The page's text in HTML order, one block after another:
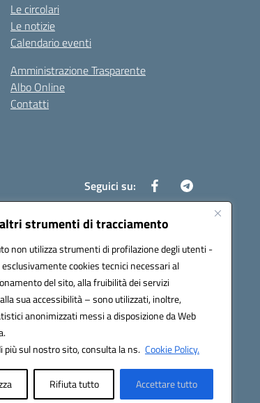
strumenti di tracciamento
non utilizza strumenti di profilazione degli utenti -
cookies tecnici necessari al
del sito, alla fruibilità dei servizi
sua accessibilità – sono utilizzati, inoltre,
anonimizzati messi a disposizione da Web
più sul nostro sito, consulta la ns. Cookie Policy.
Rifiuta tutto Accettare tutto
Le circolari
Le notizie
Calendario eventi
Amministrazione Trasparente
Albo Online
Contatti
Seguici su: